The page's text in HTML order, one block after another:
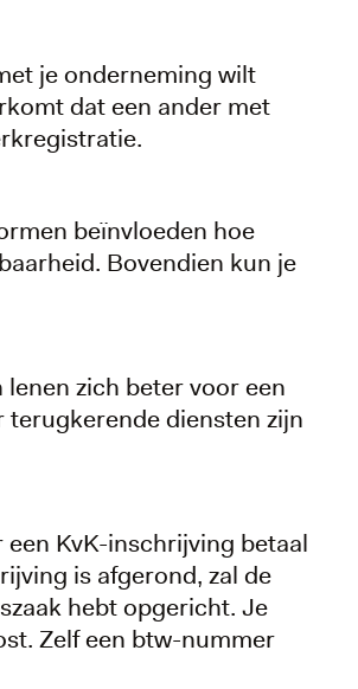
je onderneming wilt
dat een ander met
beïnvloeden hoe
Bovendien kun je
lenen zich beter voor een
diensten zijn
KvK-inschrijving betaal
is afgerond, zal de
hebt opgericht. Je
Zelf een btw-nummer